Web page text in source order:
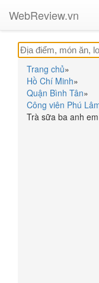
WebReview.vn
Trang chủ»
Hồ Chí Minh»
Quận Bình Tân»
Công viên Phú
Trà sữa ba anh